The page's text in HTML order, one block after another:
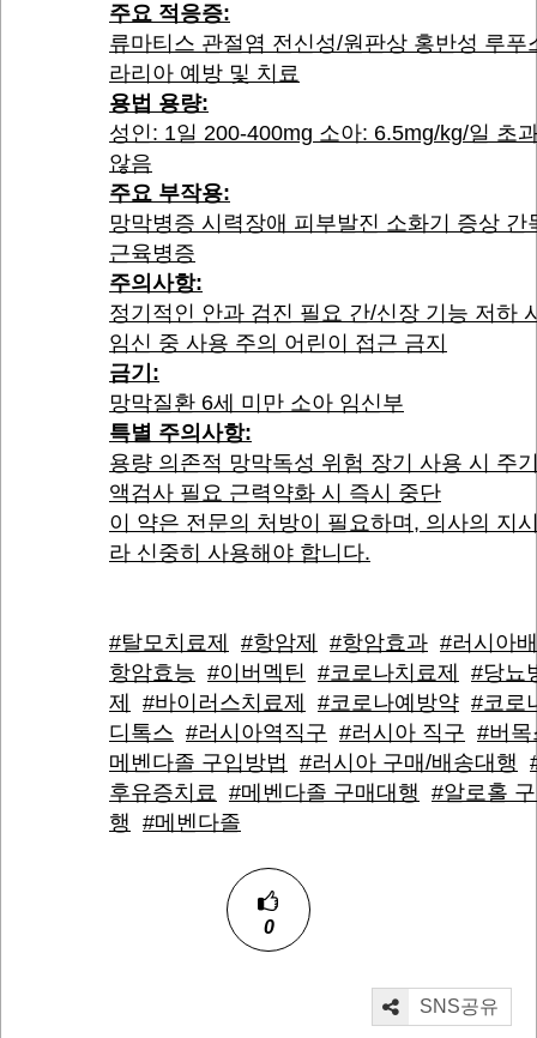
주요 적응증:
류마티스 관절염 전신성/원판상 홍반성 루푸
라리아 예방 및 치료
용법 용량:
성인: 1일 200-400mg 소아: 6.5mg/kg/일 초
않음
주요 부작용:
망막병증 시력장애 피부발진 소화기 증상 간
근육병증
주의사항:
정기적인 안과 검진 필요 간/신장 기능 저하
임신 중 사용 주의 어린이 접근 금지
금기:
망막질환 6세 미만 소아 임신부
특별 주의사항:
용량 의존적 망막독성 위험 장기 사용 시 주
액검사 필요 근력약화 시 즉시 중단
이 약은 전문의 처방이 필요하며, 의사의 지
라 신중히 사용해야 합니다.
#탈모치료제 #항암제 #항암효과 #러시아
항암효능 #이버멕틴 #코로나치료제
#당뇨
제
#바이러스치료제 #코로나예방약 #코로
디톡스 #러시아역직구 #러시아 직구 #버목
메벤다졸 구입방법
#러시아 구매/배송대행
후유증치료 #메벤다졸 구매대행 #알로홀
행 #메벤다졸
0
SNS공유